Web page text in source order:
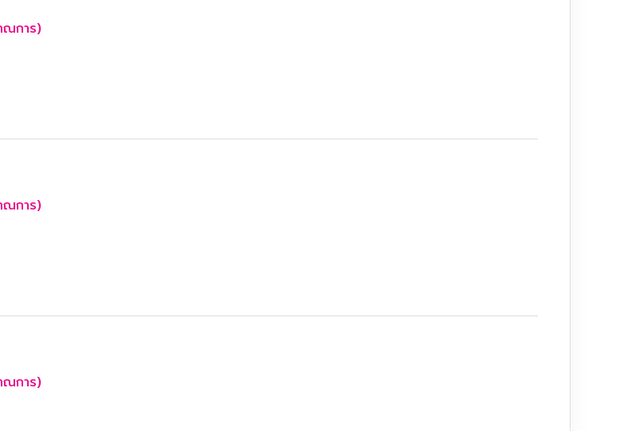
ณการ)
ณการ)
ณการ)